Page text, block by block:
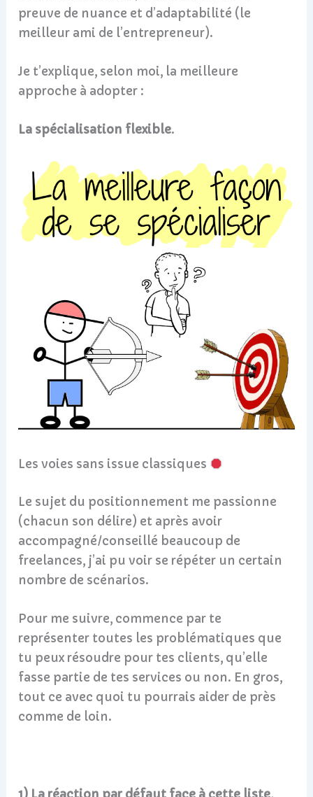
preuve de nuance et d’adaptabilité (le
meilleur ami de l’entrepreneur).
Je t’explique, selon moi, la meilleure
approche à adopter :
La spécialisation flexible.
Les voies sans issue classiques
Le sujet du positionnement me passionne
(chacun son délire) et après avoir
accompagné/conseillé beaucoup de
freelances, j’ai pu voir se répéter un certain
nombre de scénarios.
Pour me suivre, commence par te
représenter toutes les problématiques que
tu peux résoudre pour tes clients, qu’elle
fasse partie de tes services ou non. En gros,
tout ce avec quoi tu pourrais aider de près
comme de loin.
1) La réaction par défaut face à cette liste,